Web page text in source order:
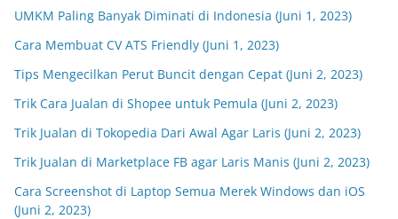
UMKM Paling Banyak Diminati di Indonesia (Juni 1, 2023)
Cara Membuat CV ATS Friendly (Juni 1, 2023)
Tips Mengecilkan Perut Buncit dengan Cepat (Juni 2, 2023)
Trik Cara Jualan di Shopee untuk Pemula (Juni 2, 2023)
Trik Jualan di Tokopedia Dari Awal Agar Laris (Juni 2, 2023)
Trik Jualan di Marketplace FB agar Laris Manis (Juni 2, 2023)
Cara Screenshot di Laptop Semua Merek Windows dan iOS
(Juni 2, 2023)